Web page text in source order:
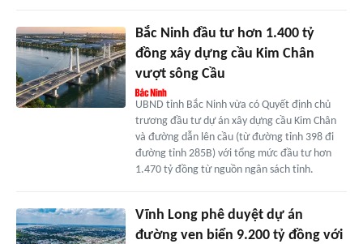
Bắc Ninh đầu tư hơn 1.400 tỷ
đồng xây dựng cầu Kim Chân
vượt sông Cầu
UBND tỉnh Bắc Ninh vừa có Quyết định chủ
trương đầu tư dự án xây dựng cầu Kim Chân
và đường dẫn lên cầu (từ đường tỉnh 398 đi
đường tỉnh 285B) với tổng mức đầu tư hơn
1.470 tỷ đồng từ nguồn ngân sách tỉnh.
Vĩnh Long phê duyệt dự án
đường ven biển 9.200 tỷ đồng với